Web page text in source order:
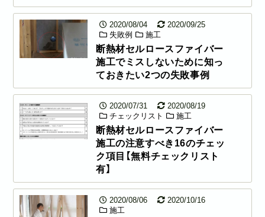
2020/08/04
2020/09/25
失敗例
施工
断熱材セルロースファイバー
施工でミスしないために知っ
ておきたい2つの失敗事例
2020/07/31
2020/08/19
チェックリスト
施工
断熱材セルロースファイバー
施工の注意すべき16のチェッ
ク項目【無料チェックリスト
有】
2020/08/06
2020/10/16
施工